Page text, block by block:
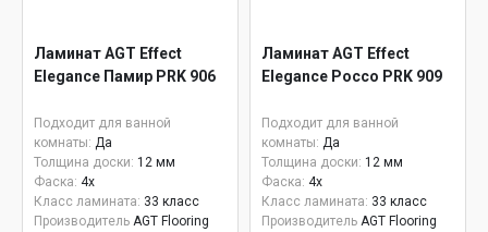
Ламинат AGT Effect
Elegance Памир PRK 906
Подходит для ванной
комнаты: Да
Толщина доски: 12 мм
Фаска: 4x
Класс ламината: 33 класс
Производитель AGT Flooring
Ламинат AGT Effect
Elegance Россо PRK 909
Подходит для ванной
комнаты: Да
Толщина доски: 12 мм
Фаска: 4x
Класс ламината: 33 класс
Производитель AGT Flooring